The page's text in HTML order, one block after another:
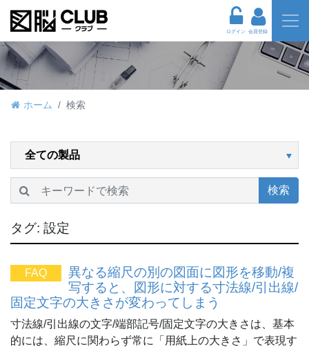
ログイン 会員登録
ホーム 検索
検索
タグ: 設定
FAQ
異なる縮尺の別の図面に図形を移動/複
写すると、図形に対する寸法線/引出線/
固定文字の大きさが変わってしまう
寸法線/引出線の文字/端部記号/固定文字の大きさは、基本
的には、縮尺に関わらず常に「用紙上の大きさ」で表現す